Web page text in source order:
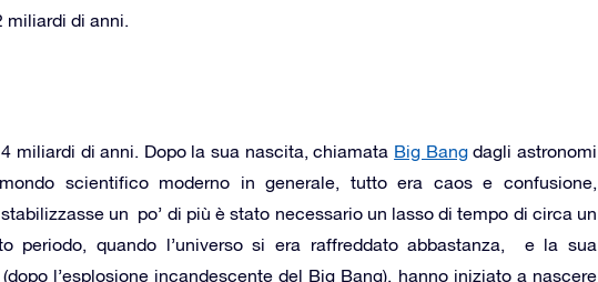
miliardi di anni.
miliardi di anni. Dopo la sua nascita, chiamata Big Bangdagli astronomi
scientifico moderno in generale, tutto era caos e confusione,
un po’ di più è stato necessario un lasso di tempo di circa un
periodo, quando l’universo si era raffreddato abbastanza, e la sua
l’esplosione incandescente del Big Bang), hanno iniziato a nascere